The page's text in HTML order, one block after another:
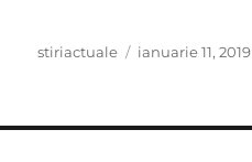
Author
stiriactuale
Posted
ianuarie 11, 2019